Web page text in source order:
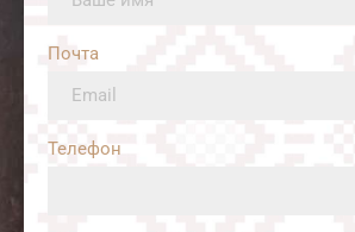
Почта
Телефон